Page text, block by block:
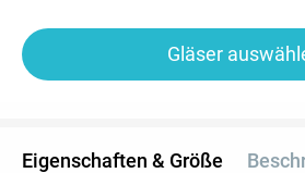
Gläser
Eigenschaften & Größe